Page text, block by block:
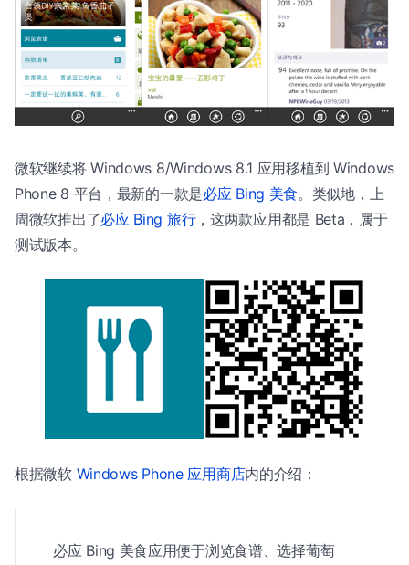
微软继续将 Windows 8/Windows 8.1 应用移植到 Windows
Phone 8 平台，最新的一款是必应 Bing 美食。类似地，上
周微软推出了必应 Bing 旅行，这两款应用都是 Beta，属于
测试版本。
根据微软 Windows Phone 应用商店内的介绍：
必应 Bing 美食应用便于浏览食谱、选择葡萄